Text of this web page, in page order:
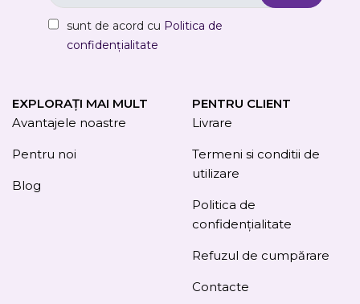
sunt de acord cu Politica de
confidențialitate
EXPLORAȚI MAI MULT
Avantajele noastre
Pentru noi
Blog
PENTRU CLIENT
Livrare
Termeni si conditii de
utilizare
Politica de
confidențialitate
Refuzul de cumpărare
Contacte